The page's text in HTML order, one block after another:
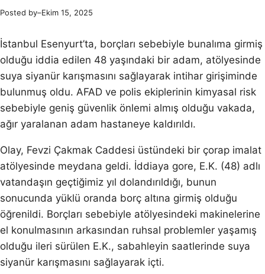
Posted by–Ekim 15, 2025
İstanbul Esenyurt’ta, borçları sebebiyle bunalıma girmiş
olduğu iddia edilen 48 yaşındaki bir adam, atölyesinde
suya siyanür karışmasını sağlayarak intihar girişiminde
bulunmuş oldu. AFAD ve polis ekiplerinin kimyasal risk
sebebiyle geniş güvenlik önlemi almış olduğu vakada,
ağır yaralanan adam hastaneye kaldırıldı.
Olay, Fevzi Çakmak Caddesi üstündeki bir çorap imalat
atölyesinde meydana geldi. İddiaya gore, E.K. (48) adlı
vatandaşın geçtiğimiz yıl dolandırıldığı, bunun
sonucunda yüklü oranda borç altına girmiş olduğu
öğrenildi. Borçları sebebiyle atölyesindeki makinelerine
el konulmasının arkasından ruhsal problemler yaşamış
olduğu ileri sürülen E.K., sabahleyin saatlerinde suya
siyanür karışmasını sağlayarak içti.